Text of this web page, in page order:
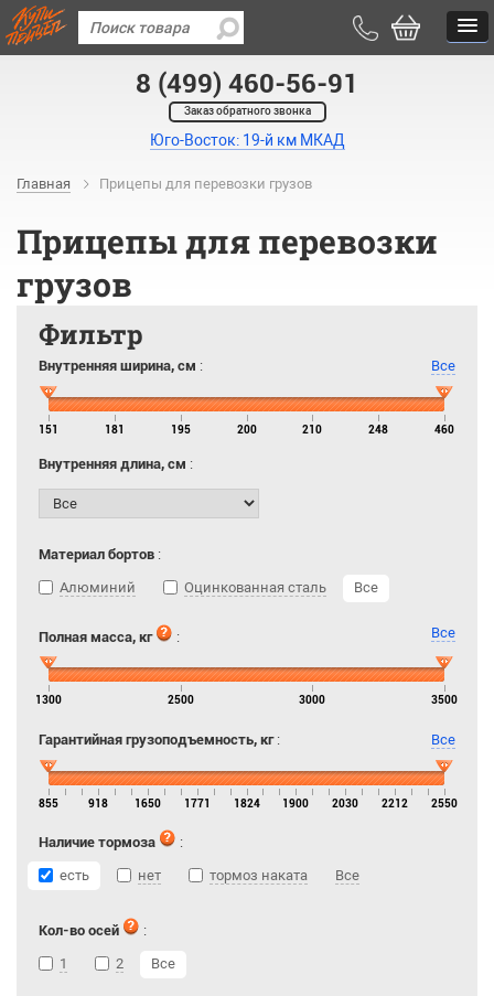
8 (499) 460-56-91
Заказ обратного звонка
Юго-Восток: 19-й км МКАД
Главная Прицепы для перевозки грузов
Прицепы для перевозки
грузов
Фильтр
Внутренняя ширина, см : Все
151 181 195 200 210 248 460
Внутренняя длина, см :
Материал бортов :
Алюминий
Оцинкованная сталь Все
Полная масса, кг : Все
1300 2500 3000 3500
Гарантийная грузоподъемность, кг: Все
855 918 1650 1771 1824 1900 2030 2212 2550
Наличие тормоза
:
есть
нет тормоз наката Все
Кол-во осей
:
1
2 Все